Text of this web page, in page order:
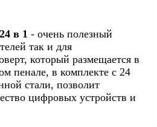
в 1 - очень полезный
так и для
который размещается в
пенале, в комплекте с 24
стали, позволит
цифровых устройств и